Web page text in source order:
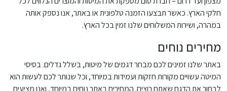
חלקי הארץ. כאשר תבצעו הזמנה טלפונית או באתר, אנו נספק אותה
במהרה, ושירות המשלוחים שלנו זמין בכל הארץ.
מחירים נוחים
באתר שלנו זמינים לכם מבחר דגמים של מיטות, בשלל גדלים. בסיסי
המיטה עשויים מקורות חזקות ועמידות במיוחד, וכל שנותר לכם לעשות הוא
לבחור את הדגם שאתם רוצים. המחירים באתר נוחים במיוחד, ואנו מציעים